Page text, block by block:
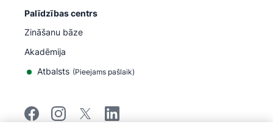
Palīdzības centrs
Zināšanu bāze
Akadēmija
Atbalsts (Pieejams pašlaik)